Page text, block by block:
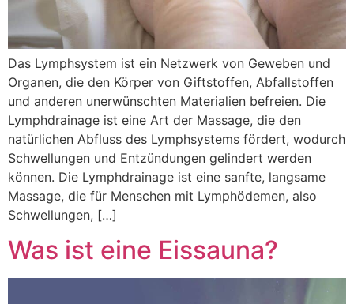
Das Lymphsystem ist ein Netzwerk von Geweben und
Organen, die den Körper von Giftstoffen, Abfallstoffen
und anderen unerwünschten Materialien befreien. Die
Lymphdrainage ist eine Art der Massage, die den
natürlichen Abfluss des Lymphsystems fördert, wodurch
Schwellungen und Entzündungen gelindert werden
können. Die Lymphdrainage ist eine sanfte, langsame
Massage, die für Menschen mit Lymphödemen, also
Schwellungen, […]
Was ist eine Eissauna?